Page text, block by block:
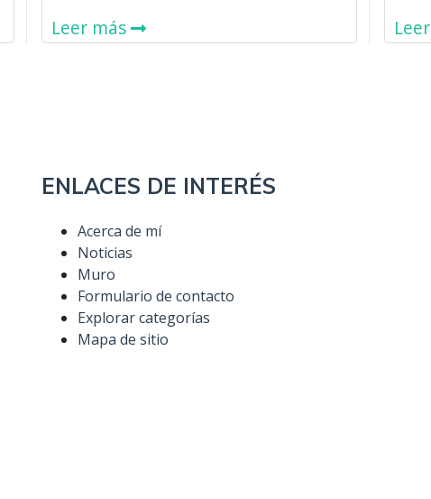
Leer más
ENLACES DE INTERÉS
Acerca de mí
Noticias
Muro
Formulario de contacto
Explorar categorías
Mapa de sitio